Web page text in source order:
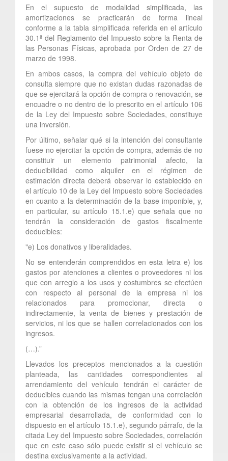
En el supuesto de modalidad simplificada, las
amortizaciones se practicarán de forma lineal
conforme a la tabla simplificada referida en el artículo
30.1ª del Reglamento del Impuesto sobre la Renta de
las Personas Físicas, aprobada por Orden de 27 de
marzo de 1998.
En ambos casos, la compra del vehículo objeto de
consulta siempre que no existan dudas razonadas de
que se ejercitará la opción de compra o renovación, se
encuadre o no dentro de lo prescrito en el artículo 106
de la Ley del Impuesto sobre Sociedades, constituye
una inversión.
Por último, señalar qué si la intención del consultante
fuese no ejercitar la opción de compra, además de no
constituir un elemento patrimonial afecto, la
deducibilidad como alquiler en el régimen de
estimación directa deberá observar lo establecido en
el artículo 10 de la Ley del Impuesto sobre Sociedades
en cuanto a la determinación de la base imponible, y,
en particular, su artículo 15.1.e) que señala que no
tendrán la consideración de gastos fiscalmente
deducibles:
"e) Los donativos y liberalidades.
No se entenderán comprendidos en esta letra e) los
gastos por atenciones a clientes o proveedores ni los
que con arreglo a los usos y costumbres se efectúen
con respecto al personal de la empresa ni los
relacionados para promocionar, directa o
indirectamente, la venta de bienes y prestación de
servicios, ni los que se hallen correlacionados con los
ingresos.
(…).”
Llevados los preceptos mencionados a la cuestión
planteada, las cantidades correspondientes al
arrendamiento del vehículo tendrán el carácter de
deducibles cuando las mismas tengan una correlación
con la obtención de los ingresos de la actividad
empresarial desarrollada, de conformidad con lo
dispuesto en el artículo 15.1.e), segundo párrafo, de la
citada Ley del Impuesto sobre Sociedades, correlación
que en este caso sólo puede existir si el vehículo se
destina exclusivamente a la actividad.